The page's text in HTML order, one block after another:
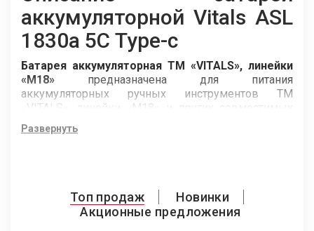
аккумуляторной Vitals ASL
1830a 5С Type-c
Батарея аккумуляторная ТМ «VITALS», линейки
«М18» предназначена для питания
аккумуляторных ручных инструментов ТМ
«VITALS», линейки «М18» и других совместимых
изделий.
Type-C интерфейс, обеспечивающий удобство и
универсальность использования.
Развернуть
Топ продаж
Новинки
Акционные предложения